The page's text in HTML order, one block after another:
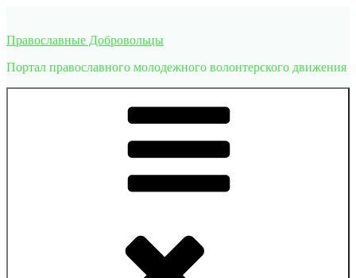
содержимому
Православные Добровольцы
Портал православного молодежного волонтерского движения